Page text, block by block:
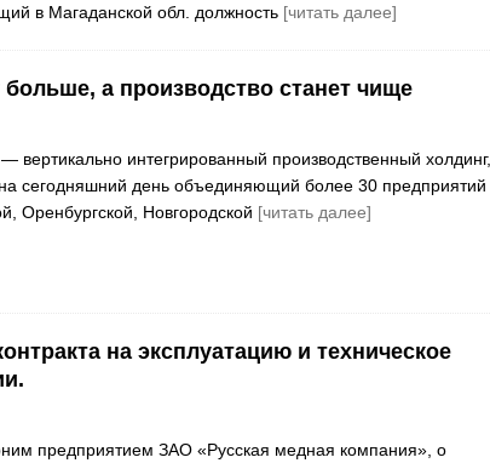
в Магаданской обл. должность [читать далее]
а производство станет чище
вертикально интегрированный производственный холдинг,
сегодняшний день объединяющий более 30 предприятий
Оренбургской, Новгородской [читать далее]
на эксплуатацию и техническое
предприятием ЗАО «Русская медная компания», о